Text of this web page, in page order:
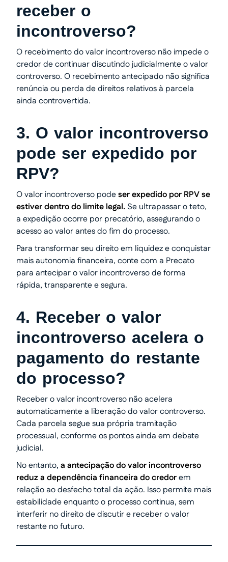
receber o
incontroverso?
O recebimento do valor incontroverso não impede o
credor de continuar discutindo judicialmente o valor
controverso. O recebimento antecipado não significa
renúncia ou perda de direitos relativos à parcela
ainda controvertida.
3. O valor incontroverso
pode ser expedido por
RPV?
O valor incontroverso podeser expedido por RPV se
estiver dentro do limite legal. Se ultrapassar o teto,
a expedição ocorre por precatório, assegurando o
acesso ao valor antes do fim do processo.
Para transformar seu direito em liquidez e conquistar
mais autonomia financeira, conte com a Precato
para antecipar o valor incontroverso de forma
rápida, transparente e segura.
4. Receber o valor
incontroverso acelera o
pagamento do restante
do processo?
Receber o valor incontroverso não acelera
automaticamente a liberação do valor controverso.
Cada parcela segue sua própria tramitação
processual, conforme os pontos ainda em debate
judicial.
No entanto, a antecipação do valor incontroverso
reduz a dependência financeira do credorem
relação ao desfecho total da ação. Isso permite mais
estabilidade enquanto o processo continua, sem
interferir no direito de discutir e receber o valor
restante no futuro.